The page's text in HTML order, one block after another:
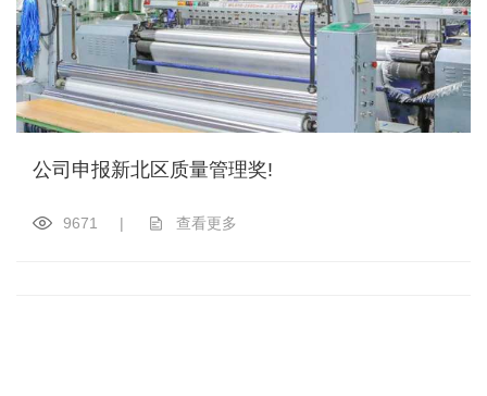
公司申报新北区质量管理奖!
9671 | 查看更多